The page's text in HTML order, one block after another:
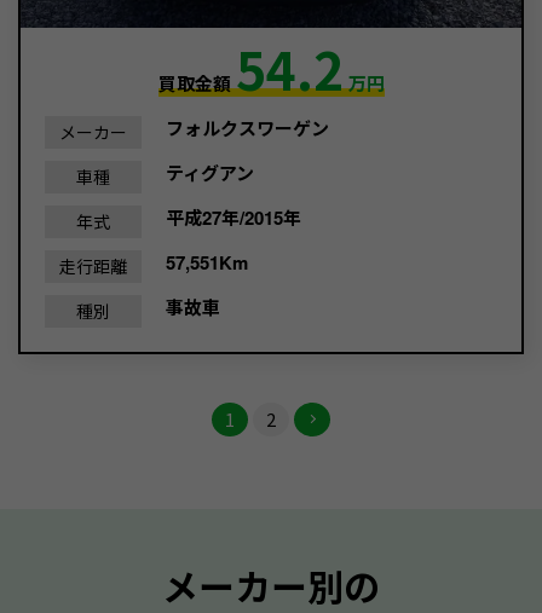
買取金額54.2万円
メーカー フォルクスワーゲン
車種 ティグアン
年式 平成27年/2015年
走行距離 57,551Km
種別 事故車
1 2
メーカー別の